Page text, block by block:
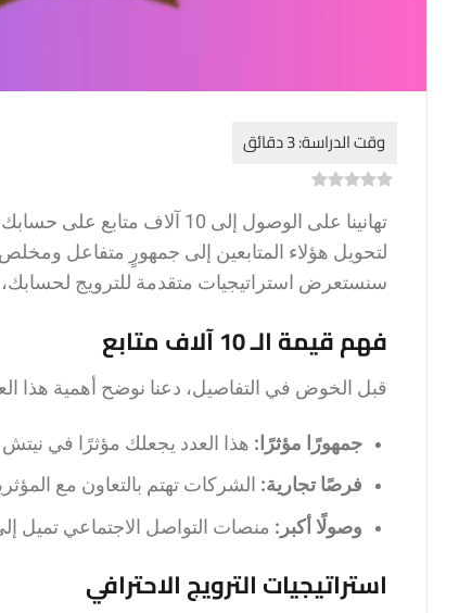
تهانينا على الوصول إلى 10
لتحويل هؤلاء المتابعين إلى جمهورٍ متفاعل
سنستعرض استراتيجيات متقدمة للترويج لحسابك،
فهم قيمة الـ 10 آلاف متابع
قبل الخوض في التفاصيل، دعنا نوضح أهمية هذا العدد. 10 آلاف متابع
جمهورًا مؤثرًا: هذا العدد يجعلك مؤثرًا في
فرصًا تجارية: الشركات تهتم بالتعاون مع المؤثرين، و10 آلاف متابع هو رقم
وصولًا أكبر: منصات التواصل الاجتماعي تميل
استراتيجيات الترويج الاحترافي